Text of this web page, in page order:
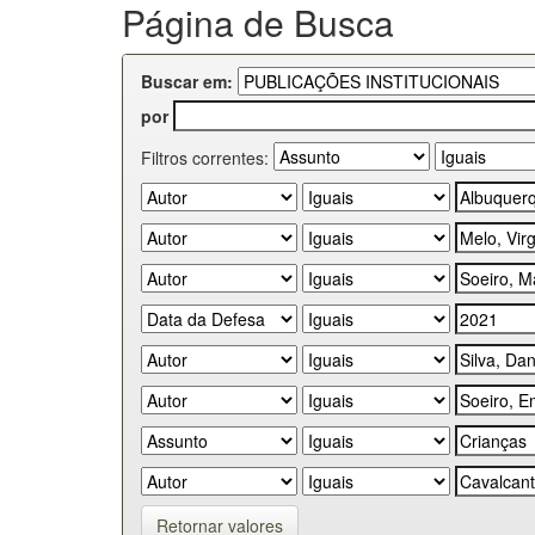
Página de Busca
Buscar em:
por
Filtros correntes:
Retornar valores